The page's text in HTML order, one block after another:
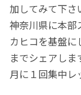
加してみて下さ
神奈川県に本部
カヒコを基盤
までシェアしま
月に１回集中レ